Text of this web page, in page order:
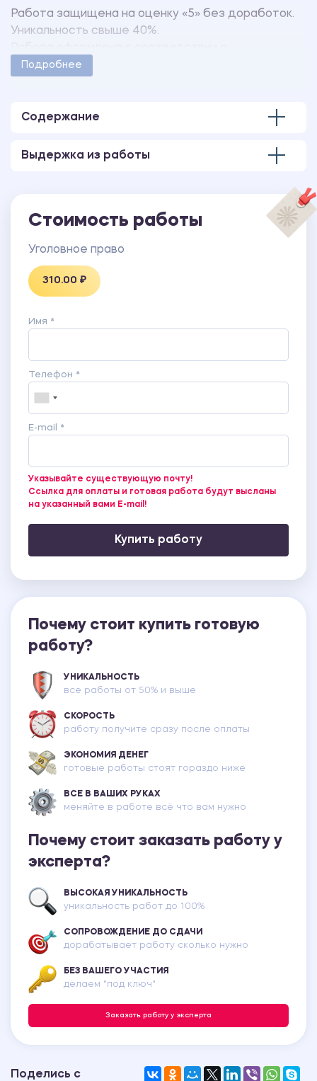
Работа защищена на оценку «5» без доработок.
Уникальность свыше 40%.
методическими указаниями учебного заведения.
Подробнее
Содержание
Выдержка из работы
Стоимость работы
Уголовное право
310.00 ₽
Имя *
Телефон *
E-mail *
Указывайте существующую почту!
Ссылка для оплаты и готовая работа будут высланы
на указанный вами E-mail!
Купить работу
Почему стоит купить готовую
работу?
УНИКАЛЬНОСТЬ
все работы от 50% и выше
СКОРОСТЬ
работу получите сразу после оплаты
ЭКОНОМИЯ ДЕНЕГ
готовые работы стоят гораздо ниже
ВСЕ В ВАШИХ РУКАХ
меняйте в работе всё что вам нужно
Почему стоит заказать работу у
эксперта?
ВЫСОКАЯ УНИКАЛЬНОСТЬ
уникальность работ до 100%
СОПРОВОЖДЕНИЕ ДО СДАЧИ
дорабатывает работу сколько нужно
БЕЗ ВАШЕГО УЧАСТИЯ
делаем "под ключ"
Заказать работу у эксперта
Поделись с